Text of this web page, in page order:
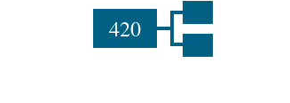
420